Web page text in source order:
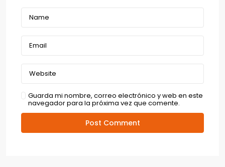
Guarda mi nombre, correo electrónico y web en este
navegador para la próxima vez que comente.